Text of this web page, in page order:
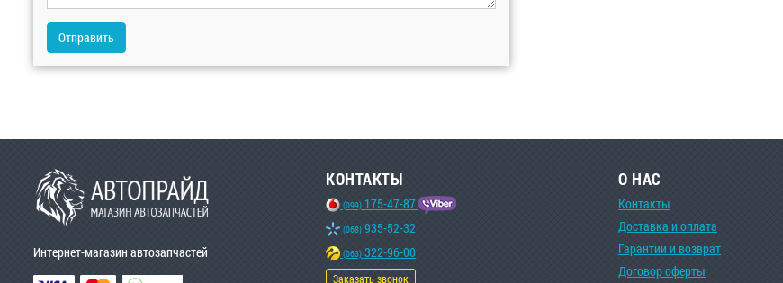
Отправить
Интернет-магазин автозапчастей
КОНТАКТЫ
(099) 175-47-87
(068) 935-52-32
(063) 322-96-00
Заказать звонок
О НАС
Контакты
Доставка и оплата
Гарантии и возврат
Договор оферты